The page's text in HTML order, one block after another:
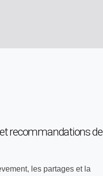
recommandations de
les partages et la